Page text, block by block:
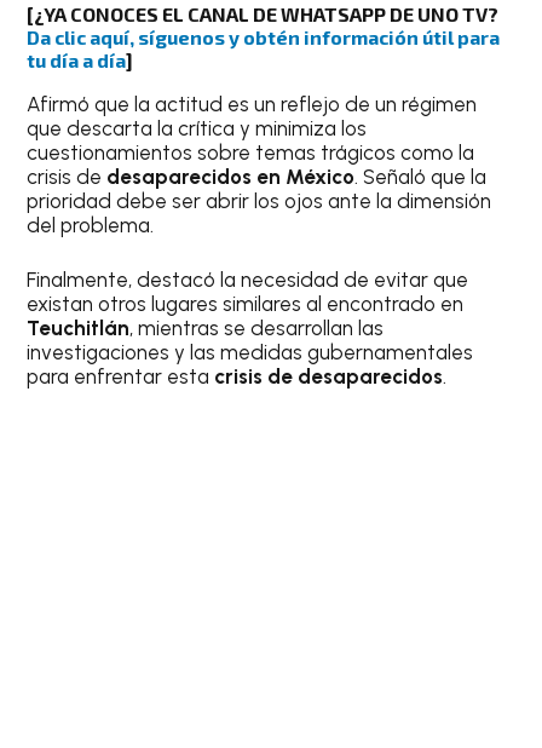
[¿YA CONOCES EL CANAL DE WHATSAPP DE UNO TV?
Da clic aquí, síguenos y obtén información útil para
tu día a día]
Afirmó que la actitud es un reflejo de un régimen
que descarta la crítica y minimiza los
cuestionamientos sobre temas trágicos como la
crisis de desaparecidos en México. Señaló que la
prioridad debe ser abrir los ojos ante la dimensión
del problema.
Finalmente, destacó la necesidad de evitar que
existan otros lugares similares al encontrado en
Teuchitlán, mientras se desarrollan las
investigaciones y las medidas gubernamentales
para enfrentar esta crisis de desaparecidos.